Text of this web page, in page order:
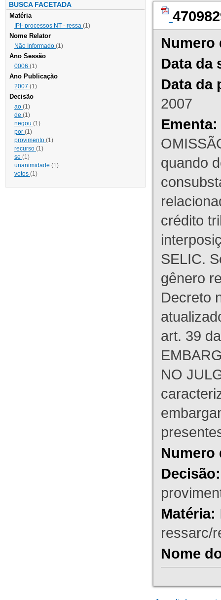
BUSCA FACETADA
Matéria
IPI- processos NT - ressa (1)
Nome Relator
Não Informado (1)
Ano Sessão
0006 (1)
Ano Publicação
2007 (1)
Decisão
ao (1)
de (1)
negou (1)
por (1)
provimento (1)
recurso (1)
se (1)
unanimidade (1)
votos (1)
Numero
Data da
Data da
2007
Ementa:
quando
crédito
SELIC.
gênero
Decreto
art. 39
NO
Numero
Decisão:
Matéria:
ressarc/
Nome